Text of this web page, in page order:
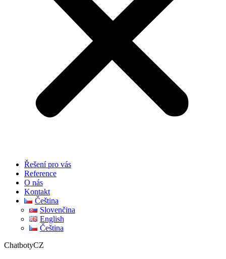
Řešení pro vás
Reference
O nás
Kontakt
Čeština
Slovenčina
English
Čeština
ChatbotyCZ